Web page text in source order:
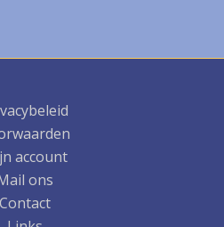
account
ons
Contact